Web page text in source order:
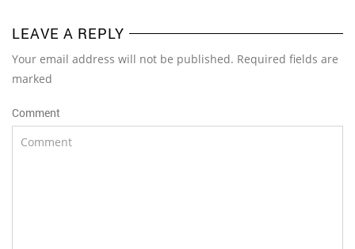
LEAVE A REPLY
Your email address will not be published. Required fields are
marked
Comment